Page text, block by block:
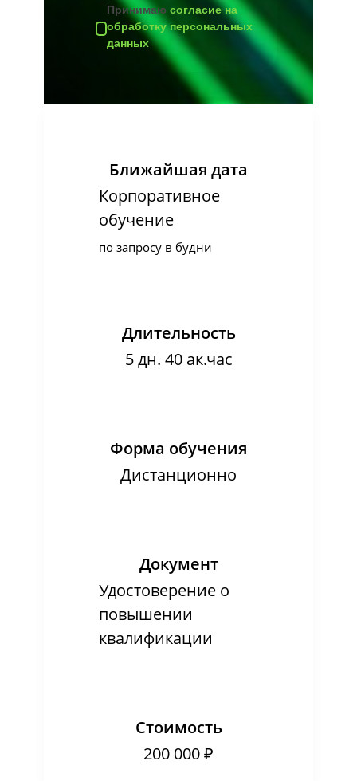
Принимаю согласие на
обработку персональных
данных
Ближайшая дата
Корпоративное
обучение
по запросу в будни
Длительность
5 дн. 40 ак.час
Форма обучения
Дистанционно
Документ
Удостоверение о
повышении
квалификации
Стоимость
200 000 ₽